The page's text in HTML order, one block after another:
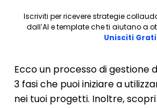
Iscriviti per ricevere strategie
dall’AI e template che ti aiutano a
Unisciti
Ecco un processo di gestione
3 fasi che puoi iniziare a
nei tuoi progetti. Inoltre,